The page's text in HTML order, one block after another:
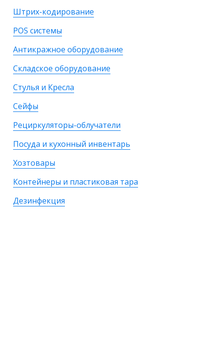
Штрих-кодирование
POS системы
Антикражное оборудование
Складское оборудование
Стулья и Кресла
Сейфы
Рециркуляторы-облучатели
Посуда и кухонный инвентарь
Хозтовары
Контейнеры и пластиковая тара
Дезинфекция